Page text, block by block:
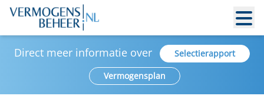
Direct meer informatie over
Selectierapport
Vermogensplan